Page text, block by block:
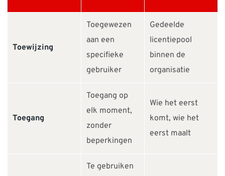
Toewijzing
Toegewezen
aan een
specifieke
gebruiker
Gedeelde
licentiepool
binnen de
organisatie
Toegang
Toegang op
elk moment,
zonder
beperkingen
Wie het eerst
komt, wie het
eerst maalt
Te gebruiken